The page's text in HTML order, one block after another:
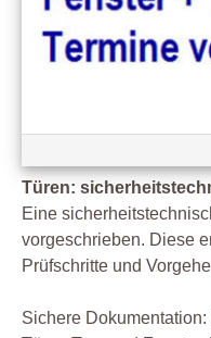
Türen:
Eine
vorgeschrieben. Diese
Prüfschritte und
Sichere